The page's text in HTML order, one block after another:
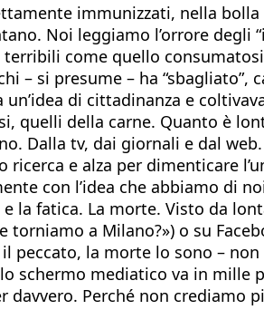
immunizzati, nella
Noi leggiamo l’orrore degli
come quello
si presume – ha “sbagliato”,
di cittadinanza e
quelli della carne. Quanto è
Dalla tv, dai giornali e dal
e alza per dimenticare
con l’idea che abbiamo di
la fatica. La morte. Visto da
a Milano?») o su
peccato, la morte lo sono –
mediatico va in mille
Perché non crediamo